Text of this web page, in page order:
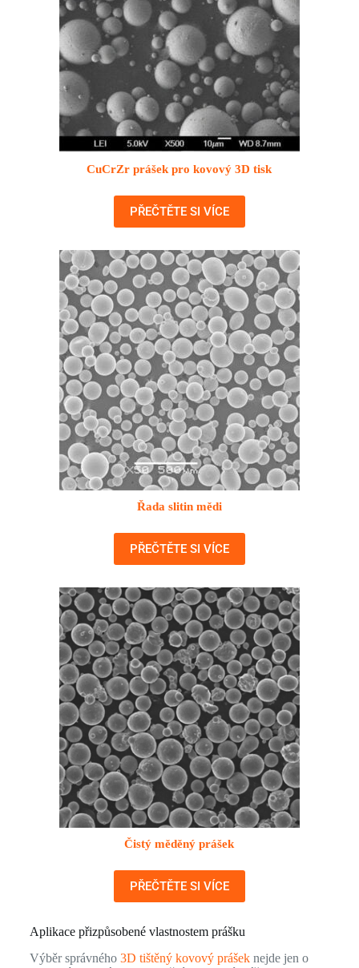
CuCrZr prášek pro kovový 3D tisk
PŘEČTĚTE SI VÍCE
Řada slitin mědi
PŘEČTĚTE SI VÍCE
Čistý měděný prášek
PŘEČTĚTE SI VÍCE
Aplikace přizpůsobené vlastnostem prášku
Výběr správného 3D tištěný kovový prášeknejde jen o